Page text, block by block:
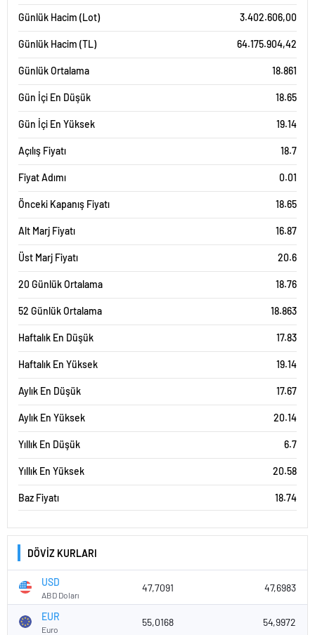
Günlük Hacim (Lot) 3.402.606,00
Günlük Hacim (TL) 64.175.904,42
Günlük Ortalama 18.861
Gün İçi En Düşük 18.65
Gün İçi En Yüksek 19.14
Açılış Fiyatı 18.7
Fiyat Adımı 0.01
Önceki Kapanış Fiyatı 18.65
Alt Marj Fiyatı 16.87
Üst Marj Fiyatı 20.6
20 Günlük Ortalama 18.76
52 Günlük Ortalama 18.863
Haftalık En Düşük 17.83
Haftalık En Yüksek 19.14
Aylık En Düşük 17.67
Aylık En Yüksek 20.14
Yıllık En Düşük 6.7
Yıllık En Yüksek 20.58
Baz Fiyatı 18.74
DÖVİZ KURLARI
USD
ABD Doları
47,7091 47,6983
EUR
Euro
55,0168 54,9972